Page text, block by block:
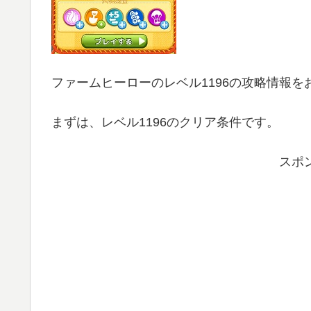
ファームヒーローのレベル1196の攻略情報を
まずは、レベル1196のクリア条件です。
スポ